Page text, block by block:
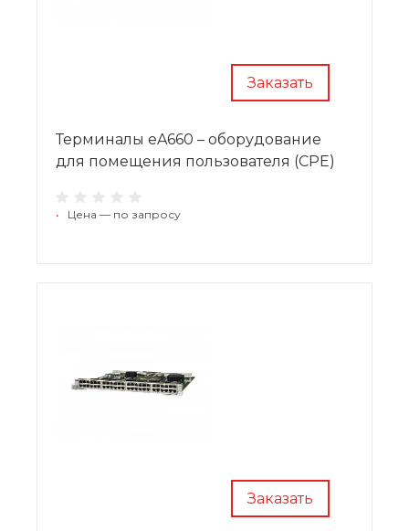
Заказать
Терминалы eA660 – оборудование
для помещения пользователя (CPE)
• Цена — по запросу
Заказать